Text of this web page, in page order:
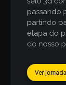
passando
partindo
etapa do
do nosso
Ver jornada